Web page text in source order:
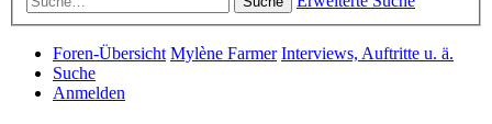
Foren-Übersicht Mylène Farmer Interviews, Auftritte u. ä.
Suche
Anmelden